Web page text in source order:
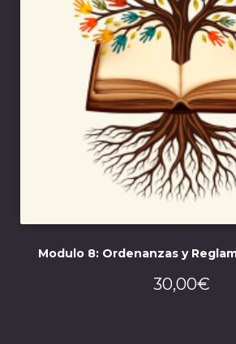
Modulo 8: Ordenanzas y
30,00€